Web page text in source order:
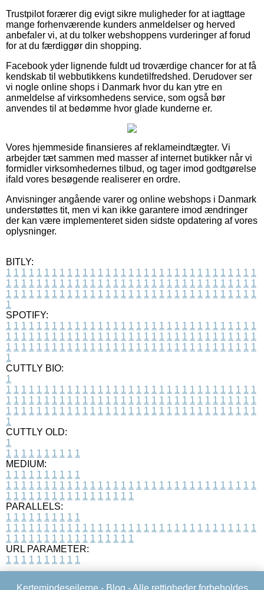
Trustpilot forærer dig evigt sikre muligheder for at iagttage
mange forhenværende kunders anmeldelser og herved
anbefaler vi, at du tolker webshoppens vurderinger af forud
for at du færdiggør din shopping.
Facebook yder lignende fuldt ud troværdige chancer for at få
kendskab til webbutikkens kundetilfredshed. Derudover ser
vi nogle online shops i Danmark hvor du kan ytre en
anmeldelse af virksomhedens service, som også bør
anvendes til at bedømme hvor glade kunderne er.
Vores hjemmeside finansieres af reklameindtægter. Vi
arbejder tæt sammen med masser af internet butikker når vi
formidler virksomhedernes tilbud, og tager imod godtgørelse
ifald vores besøgende realiserer en ordre.
Anvisninger angående varer og online webshops i Danmark
understøttes tit, men vi kan ikke garantere imod ændringer
der kan være implementeret siden sidste opdatering af vores
oplysninger.
BITLY:
1 1 1 1 1 1 1 1 1 1 1 1 1 1 1 1 1 1 1 1 1 1 1 1 1 1 1 1 1 1 1 1 1
1 1 1 1 1 1 1 1 1 1 1 1 1 1 1 1 1 1 1 1 1 1 1 1 1 1 1 1 1 1 1 1 1
1 1 1 1 1 1 1 1 1 1 1 1 1 1 1 1 1 1 1 1 1 1 1 1 1 1 1 1 1 1 1 1 1
1
SPOTIFY:
1 1 1 1 1 1 1 1 1 1 1 1 1 1 1 1 1 1 1 1 1 1 1 1 1 1 1 1 1 1 1 1 1
1 1 1 1 1 1 1 1 1 1 1 1 1 1 1 1 1 1 1 1 1 1 1 1 1 1 1 1 1 1 1 1 1
1 1 1 1 1 1 1 1 1 1 1 1 1 1 1 1 1 1 1 1 1 1 1 1 1 1 1 1 1 1 1 1 1
1
CUTTLY BIO:
1
1 1 1 1 1 1 1 1 1 1 1 1 1 1 1 1 1 1 1 1 1 1 1 1 1 1 1 1 1 1 1 1 1
1 1 1 1 1 1 1 1 1 1 1 1 1 1 1 1 1 1 1 1 1 1 1 1 1 1 1 1 1 1 1 1 1
1 1 1 1 1 1 1 1 1 1 1 1 1 1 1 1 1 1 1 1 1 1 1 1 1 1 1 1 1 1 1 1 1
1
CUTTLY OLD:
1
1 1 1 1 1 1 1 1 1 1
MEDIUM:
1 1 1 1 1 1 1 1 1 1
1 1 1 1 1 1 1 1 1 1 1 1 1 1 1 1 1 1 1 1 1 1 1 1 1 1 1 1 1 1 1 1 1
1 1 1 1 1 1 1 1 1 1 1 1 1 1 1 1 1
PARALLELS:
1 1 1 1 1 1 1 1 1 1
1 1 1 1 1 1 1 1 1 1 1 1 1 1 1 1 1 1 1 1 1 1 1 1 1 1 1 1 1 1 1 1 1
1 1 1 1 1 1 1 1 1 1 1 1 1 1 1 1 1
URL PARAMETER:
1 1 1 1 1 1 1 1 1 1